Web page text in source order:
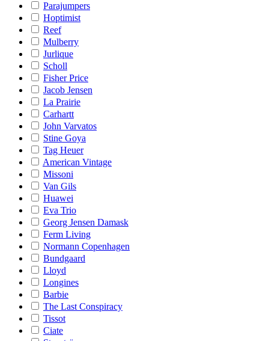
Parajumpers
Hoptimist
Reef
Mulberry
Jurlique
Scholl
Fisher Price
Jacob Jensen
La Prairie
Carhartt
John Varvatos
Stine Goya
Tag Heuer
American Vintage
Missoni
Van Gils
Huawei
Eva Trio
Georg Jensen Damask
Ferm Living
Normann Copenhagen
Bundgaard
Lloyd
Longines
Barbie
The Last Conspiracy
Tissot
Ciate